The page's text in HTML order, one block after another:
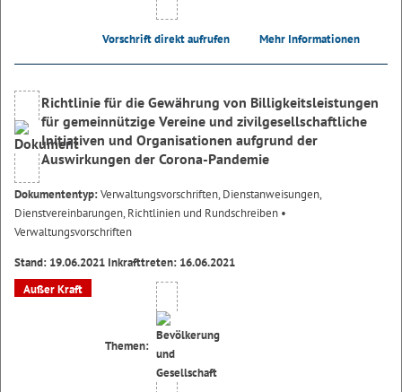
Vorschrift direkt aufrufen Mehr Informationen
Richtlinie für die Gewährung von Billigkeitsleistungen
für gemeinnützige Vereine und zivilgesellschaftliche
Initiativen und Organisationen aufgrund der
Auswirkungen der Corona-Pandemie
Dokumententyp:Verwaltungsvorschriften, Dienstanweisungen,
Dienstvereinbarungen, Richtlinien und Rundschreiben •
Verwaltungsvorschriften
Stand: 19.06.2021 Inkrafttreten: 16.06.2021
Außer Kraft
Themen: